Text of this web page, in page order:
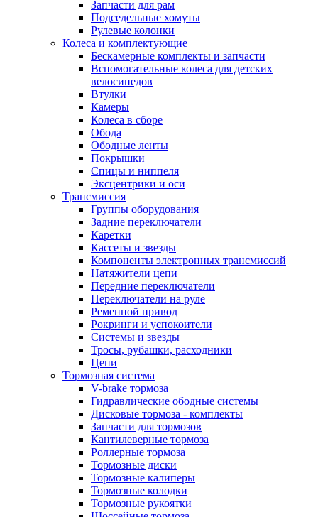
Запчасти для рам
Подседельные хомуты
Рулевые колонки
Колеса и комплектующие
Бескамерные комплекты и запчасти
Вспомогательные колеса для детских
велосипедов
Втулки
Камеры
Колеса в сборе
Обода
Ободные ленты
Покрышки
Спицы и ниппеля
Эксцентрики и оси
Трансмиссия
Группы оборудования
Задние переключатели
Каретки
Кассеты и звезды
Компоненты электронных трансмиссий
Натяжители цепи
Передние переключатели
Переключатели на руле
Ременной привод
Рокринги и успокоители
Системы и звезды
Тросы, рубашки, расходники
Цепи
Тормозная система
V-brake тормоза
Гидравлические ободные системы
Дисковые тормоза - комплекты
Запчасти для тормозов
Кантилеверные тормоза
Роллерные тормоза
Тормозные диски
Тормозные калиперы
Тормозные колодки
Тормозные рукоятки